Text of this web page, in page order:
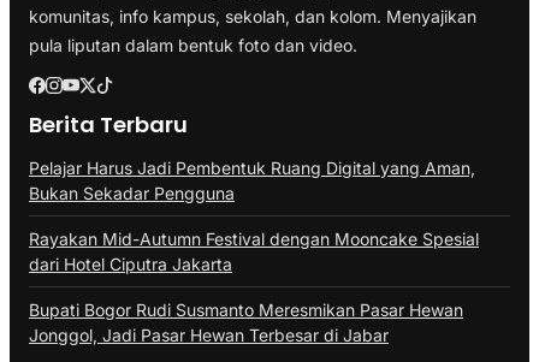
komunitas, info kampus, sekolah, dan kolom. Menyajikan
pula liputan dalam bentuk foto dan video.
Berita Terbaru
Pelajar Harus Jadi Pembentuk Ruang Digital yang Aman,
Bukan Sekadar Pengguna
Rayakan Mid-Autumn Festival dengan Mooncake Spesial
dari Hotel Ciputra Jakarta
Bupati Bogor Rudi Susmanto Meresmikan Pasar Hewan
Jonggol, Jadi Pasar Hewan Terbesar di Jabar